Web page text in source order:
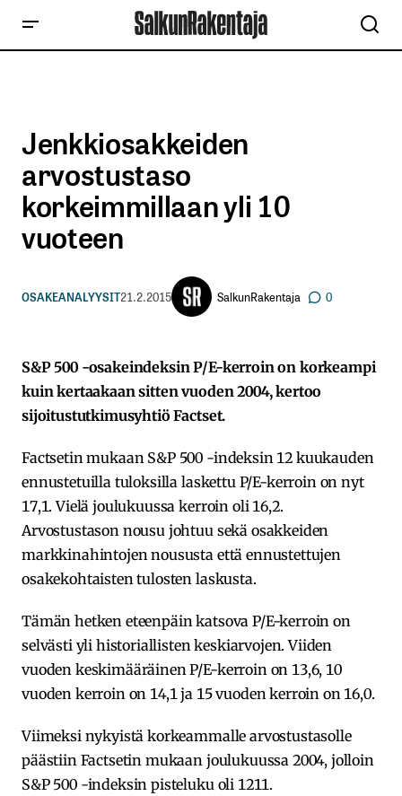
Jenkkiosakkeiden
arvostustaso
korkeimmillaan yli 10
vuoteen
OSAKEANALYYSIT21.2.2015 SalkunRakentaja 0
S&P 500 -osakeindeksin P/E-kerroin on korkeampi
kuin kertaakaan sitten vuoden 2004, kertoo
sijoitustutkimusyhtiö Factset.
Factsetin mukaan S&P 500 -indeksin 12 kuukauden
ennustetuilla tuloksilla laskettu P/E-kerroin on nyt
17,1. Vielä joulukuussa kerroin oli 16,2.
Arvostustason nousu johtuu sekä osakkeiden
markkinahintojen noususta että ennustettujen
osakekohtaisten tulosten laskusta.
Tämän hetken eteenpäin katsova P/E-kerroin on
selvästi yli historiallisten keskiarvojen. Viiden
vuoden keskimääräinen P/E-kerroin on 13,6, 10
vuoden kerroin on 14,1 ja 15 vuoden kerroin on 16,0.
Viimeksi nykyistä korkeammalle arvostustasolle
päästiin Factsetin mukaan joulukuussa 2004, jolloin
S&P 500 -indeksin pisteluku oli 1211.